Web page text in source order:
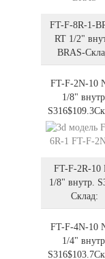
FT-F-8R-1-
RT 1/2"
BRAS-
FT-F-2N-10
1/8"
S316$109.3
FT-F-2R-10
1/8" внутр.
Склад:
FT-F-4N-10
1/4"
S316$103.7